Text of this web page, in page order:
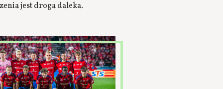
jest droga daleka.